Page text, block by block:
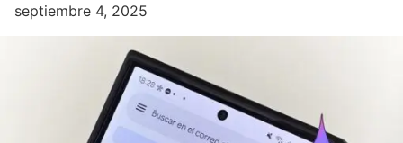
septiembre 4, 2025